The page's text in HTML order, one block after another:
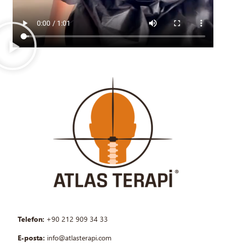
Telefon: +90 212 909 34 33
E-posta: info@atlasterapi.com